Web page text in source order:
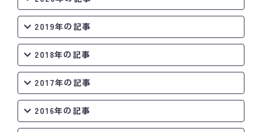
2019年の記事
2018年の記事
2017年の記事
2016年の記事